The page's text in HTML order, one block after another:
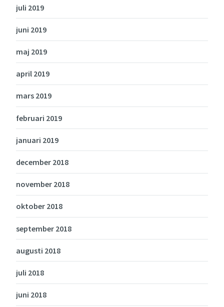
juli 2019
juni 2019
maj 2019
april 2019
mars 2019
februari 2019
januari 2019
december 2018
november 2018
oktober 2018
september 2018
augusti 2018
juli 2018
juni 2018